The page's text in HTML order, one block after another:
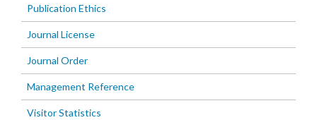
Publication Ethics
Journal License
Journal Order
Management Reference
Visitor Statistics